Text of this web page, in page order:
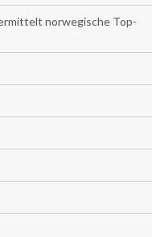
norwegische Top-